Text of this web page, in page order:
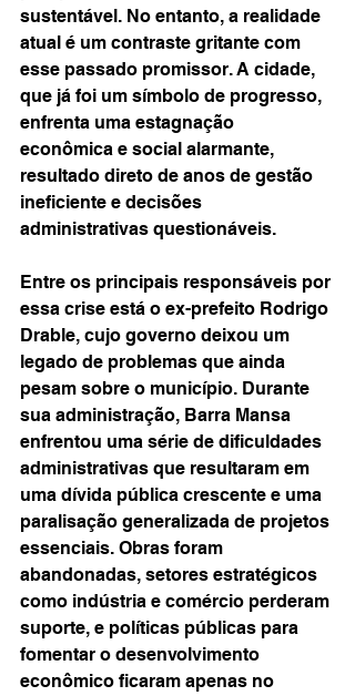
sustentável. No entanto, a realidade
atual é um contraste gritante com
esse passado promissor. A cidade,
que já foi um símbolo de progresso,
enfrenta uma estagnação
econômica e social alarmante,
resultado direto de anos de gestão
ineficiente e decisões
administrativas questionáveis.
Entre os principais responsáveis por
essa crise está o ex-prefeito Rodrigo
Drable, cujo governo deixou um
legado de problemas que ainda
pesam sobre o município. Durante
sua administração, Barra Mansa
enfrentou uma série de dificuldades
administrativas que resultaram em
uma dívida pública crescente e uma
paralisação generalizada de projetos
essenciais. Obras foram
abandonadas, setores estratégicos
como indústria e comércio perderam
suporte, e políticas públicas para
fomentar o desenvolvimento
econômico ficaram apenas no